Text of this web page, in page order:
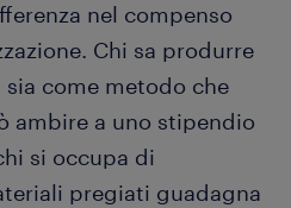
nel compenso
Chi sa produrre
come metodo che
ambire a uno stipendio
si occupa di
pregiati guadagna